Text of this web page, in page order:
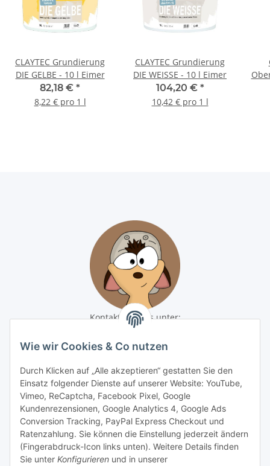
Wie wir Cookies & Co nutzen
Durch Klicken auf „Alle akzeptieren“ gestatten Sie den
Einsatz folgender Dienste auf unserer Website: YouTube,
Vimeo, ReCaptcha, Facebook Pixel, Google
Kundenrezensionen, Google Analytics 4, Google Ads
Conversion Tracking, PayPal Express Checkout und
Ratenzahlung. Sie können die Einstellung jederzeit ändern
(Fingerabdruck-Icon links unten). Weitere Details finden
Sie unter Konfigurieren und in unserer
CLAYTEC Grundierung
DIE GELBE - 10 l Eimer
82,18 € *
8,22 € pro 1 l
CLAYTEC Grundierung
DIE WEISSE - 10 l Eimer
104,20 € *
10,42 € pro 1 l
Kontaktiere uns unter:
shop@baunativ.de
+49 3435 66699899
Informationen
Gesetzliche Informationen
Zahlungsmöglichkeiten